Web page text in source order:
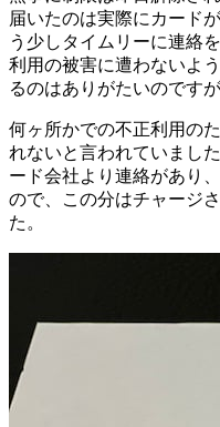
届いたのは実際にカード
う少しタイムリーに連絡
利用の被害に遭わないよ
るのはありがたいのですが
何ヶ所かでの不正利用の
れないと言われていまし
ード会社より連絡があり
ので、この分はチャージ
た。